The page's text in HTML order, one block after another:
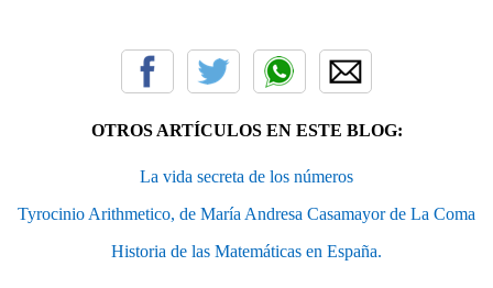
OTROS ARTÍCULOS EN ESTE BLOG:
La vida secreta de los números
Tyrocinio Arithmetico, de María Andresa Casamayor de La Coma
Historia de las Matemáticas en España.